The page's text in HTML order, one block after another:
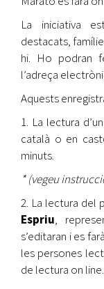
La iniciativa
destacats,
hi. Ho podran
l’adreça
Aquests
1. La lectura
català o en
minuts.
* (vegeu
2. La lectura del
Espriu,
s’editaran i es
les persones
de lectura on line.